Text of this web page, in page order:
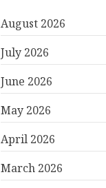
August 2026
July 2026
June 2026
May 2026
April 2026
March 2026